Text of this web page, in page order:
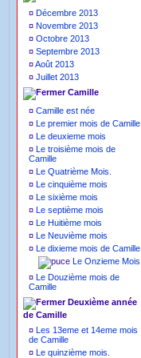
¤ Décembre 2013
¤ Novembre 2013
¤ Octobre 2013
¤ Septembre 2013
¤Août 2013
¤ Juillet 2013
Camille
¤ Camille est née
¤ Le premier mois de Camille
¤ Le deuxieme mois
¤ Le troisième mois de
Camille
¤ Le Quatrième Mois.
¤ Le cinquième mois
¤ Le sixième mois
¤ Le septième mois
¤ Le Huitième mois
¤ Le Neuvième mois
¤ Le dixieme mois de Camille
Le Onzieme Mois
¤ Le Douzième mois de
Camille
Deuxième année
de Camille
¤ Les 13eme et 14eme mois
de Camille
¤ Le quinzième mois.